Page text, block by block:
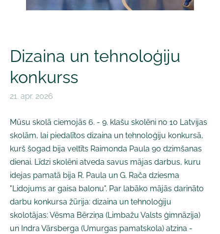
Dizaina un tehnoloģiju
konkurss
21. apr. 2026
Mūsu skolā ciemojās 6. - 9. klašu skolēni no 10 Latvijas
skolām, lai piedalītos dizaina un tehnoloģiju konkursā,
kurš šogad bija veltīts Raimonda Paula 90 dzimšanas
dienai. Līdzi skolēni atveda savus mājas darbus, kuru
idejas pamatā bija R. Paula un G. Rača dziesma
"Lidojums ar gaisa balonu". Par labāko mājās darināto
darbu konkursa žūrija: dizaina un tehnoloģiju
skolotājas: Vēsma Bērziņa (Limbažu Valsts ģimnāzija)
un Indra Vārsberga (Umurgas pamatskola) atzina -